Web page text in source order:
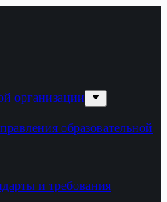
организации
образовательной
и требования